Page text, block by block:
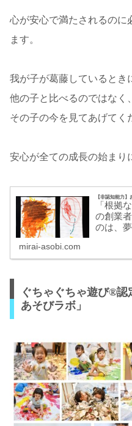
心が安心で満たされるのに
ます。
我が子が葛藤しているとき
他の子と比べるのではなく、
その子の今を見てあげてく
安心が全ての成長の始まり
【非認知能力
「根拠
の創業
のは、
う名言
なく、
きる」
mirai-asobi.com
ぐちゃぐちゃ遊び®
あそびラボ」